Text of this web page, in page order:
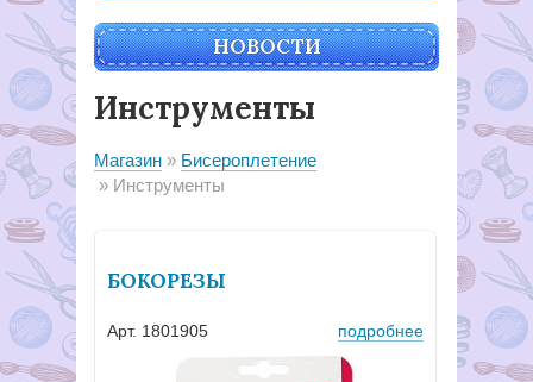
НОВОСТИ
Инструменты
Магазин
Бисероплетение
Инструменты
БОКОРЕЗЫ
Арт. 1801905 подробнее